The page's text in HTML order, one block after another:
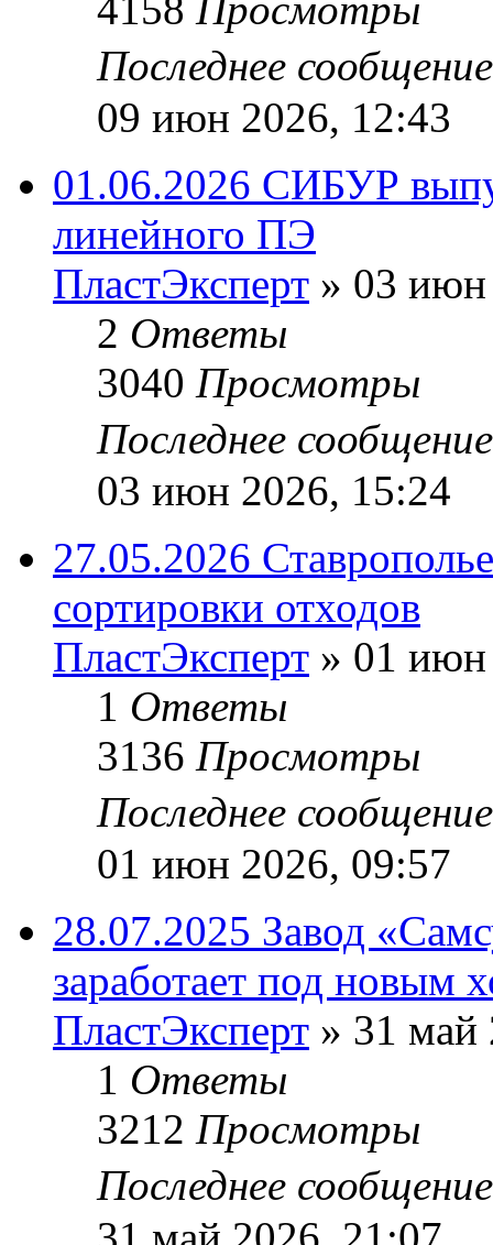
Последнее
09 июн 2026, 12:43
01.06.2026 СИБУР
линейного ПЭ
ПластЭксперт » 03 июн
2 Ответы
3040 Просмотры
Последнее
03 июн 2026, 15:24
27.05.2026
сортировки отходов
ПластЭксперт » 01 июн
1 Ответы
3136 Просмотры
Последнее
01 июн 2026, 09:57
28.07.2025 Завод
заработает под новым
ПластЭксперт » 31 май
1 Ответы
3212 Просмотры
Последнее